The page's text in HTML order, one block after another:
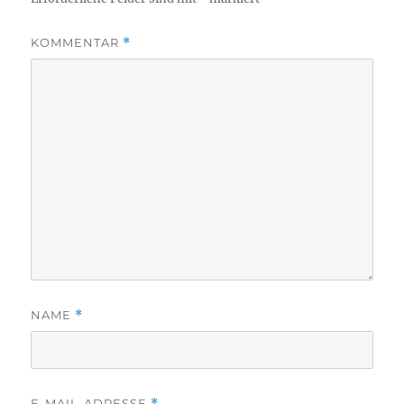
KOMMENTAR *
NAME *